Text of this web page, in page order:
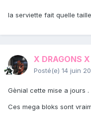
la serviette fait quelle
X DRAGONS X
Posté(e) 14 juin
Gènial cette mise a jours .
Ces mega bloks sont